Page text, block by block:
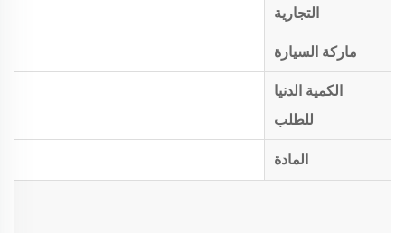
التجارية
ماركة السيارة
الكمية الدنيا
للطلب
المادة